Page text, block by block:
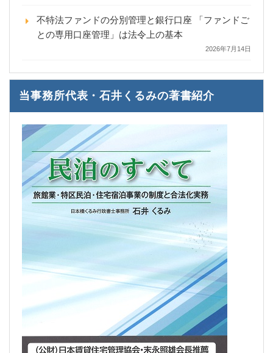
不特法ファンドの分別管理と銀行口座 「ファンドご
との専用口座管理」は法令上の基本
2026年7月14日
当事務所代表・石井くるみの著書紹介